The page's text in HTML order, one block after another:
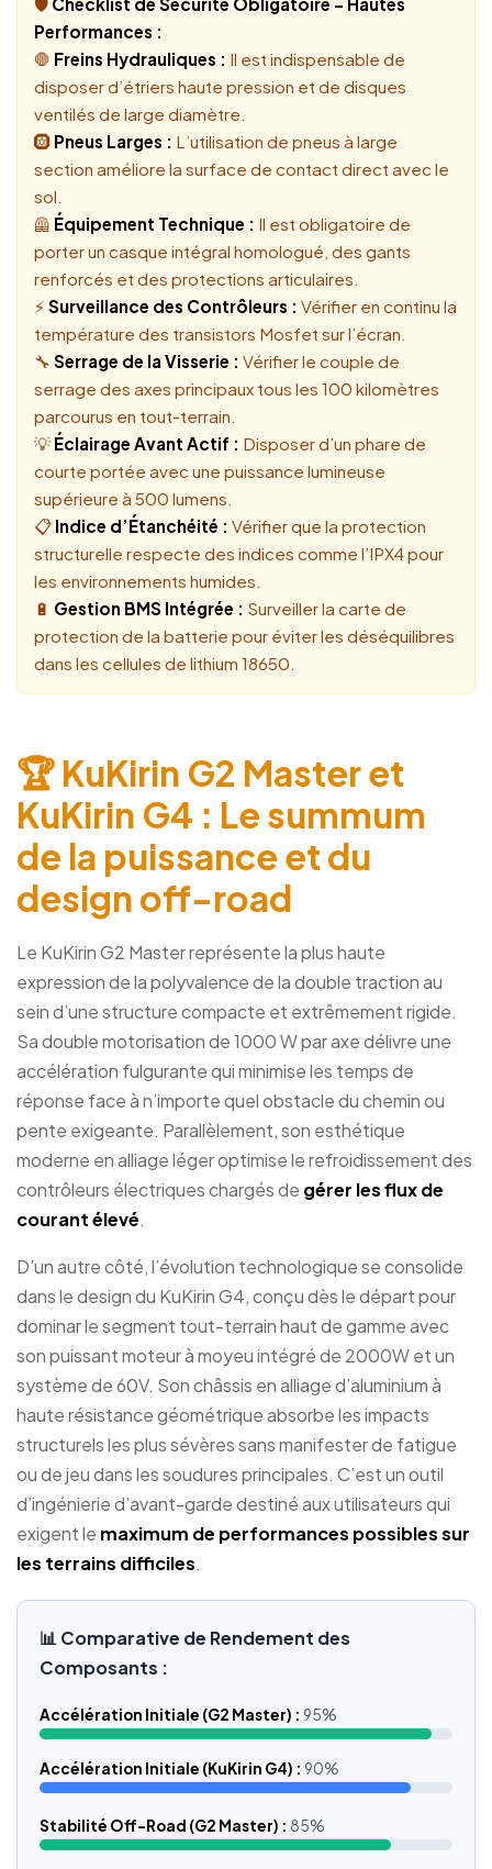
Performances :
🛑 Freins Hydrauliques : Il est indispensable de
disposer d’étriers haute pression et de disques
ventilés de large diamètre.
🛞 Pneus Larges : L’utilisation de pneus à large
section améliore la surface de contact direct avec le
sol.
🦺 Équipement Technique : Il est obligatoire de
porter un casque intégral homologué, des gants
renforcés et des protections articulaires.
⚡ Surveillance des Contrôleurs : Vérifier en continu la
température des transistors Mosfet sur l’écran.
🔧 Serrage de la Visserie : Vérifier le couple de
serrage des axes principaux tous les 100 kilomètres
parcourus en tout-terrain.
💡 Éclairage Avant Actif : Disposer d’un phare de
courte portée avec une puissance lumineuse
supérieure à 500 lumens.
📋 Indice d’Étanchéité : Vérifier que la protection
structurelle respecte des indices comme l’IPX4 pour
les environnements humides.
🔋 Gestion BMS Intégrée : Surveiller la carte de
protection de la batterie pour éviter les déséquilibres
dans les cellules de lithium 18650.
🏆 KuKirin G2 Master et
KuKirin G4 : Le summum
de la puissance et du
design off-road
Le KuKirin G2 Master représente la plus haute
expression de la polyvalence de la double traction au
sein d’une structure compacte et extrêmement rigide.
Sa double motorisation de 1000 W par axe délivre une
accélération fulgurante qui minimise les temps de
réponse face à n’importe quel obstacle du chemin ou
pente exigeante. Parallèlement, son esthétique
moderne en alliage léger optimise le refroidissement des
contrôleurs électriques chargés de gérer les flux de
courant élevé.
D’un autre côté, l’évolution technologique se consolide
dans le design du KuKirin G4, conçu dès le départ pour
dominar le segment tout-terrain haut de gamme avec
son puissant moteur à moyeu intégré de 2000W et un
système de 60V. Son châssis en alliage d’aluminium à
haute résistance géométrique absorbe les impacts
structurels les plus sévères sans manifester de fatigue
ou de jeu dans les soudures principales. C’est un outil
d’ingénierie d’avant-garde destiné aux utilisateurs qui
exigent le maximum de performances possibles sur
les terrains difficiles.
📊 Comparative de Rendement des
Composants :
Accélération Initiale (G2 Master) : 95%
Accélération Initiale (KuKirin G4) : 90%
Stabilité Off-Road (G2 Master) : 85%